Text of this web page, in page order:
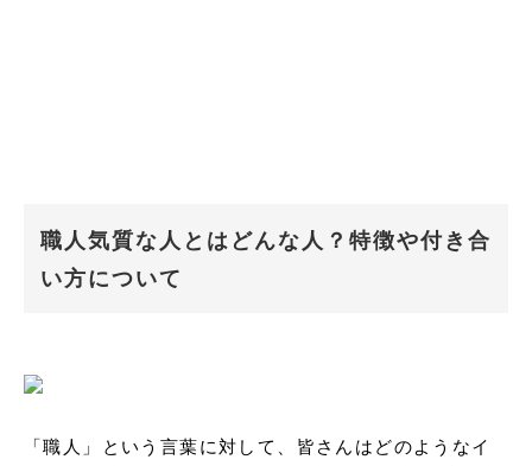
職人気質な人とはどんな人？特徴や付き合
い方について
「職人」という言葉に対して、皆さんはどのようなイ